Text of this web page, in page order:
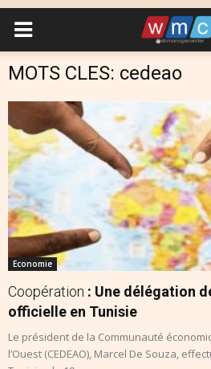
MOTS CLES: cedeao
Economie
Coopération : Une délégation
officielle en Tunisie
Le président de la Communauté
l’Ouest (CEDEAO), Marcel De Souza,